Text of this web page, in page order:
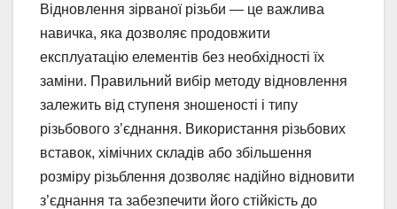
Відновлення зірваної різьби — це важлива
навичка, яка дозволяє продовжити
експлуатацію елементів без необхідності їх
заміни. Правильний вибір методу відновлення
залежить від ступеня зношеності і типу
різьбового з’єднання. Використання різьбових
вставок, хімічних складів або збільшення
розміру різьблення дозволяє надійно відновити
з’єднання та забезпечити його стійкість до